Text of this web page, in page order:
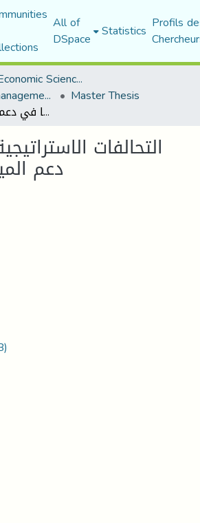
All of
DSpace Statistics Profils
Faculty of Economic Sciences, Commerce and Management Sciences
Department of management sciences Master Thesis
التحالفات الاستراتيجية ودورها في دعم الميزة التنافسية
التحالفات
دعم